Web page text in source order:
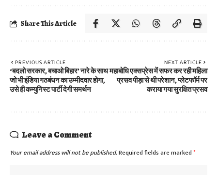
Share This Article
PREVIOUS ARTICLE
‘बदलो सरकार, बचाओ बिहार’ नारे के साथ
जो भी इंडिया गठबंधन का उम्मीदवार होगा,
उसे ही कम्युनिस्ट पार्टी देगी समर्थन
NEXT ARTICLE
महाबोधि एक्सप्रेस में सफर कर रही महिला
प्रसव पीड़ा से थी परेशान, प्लेटफॉर्म पर
कराया गया सुरक्षित प्रसव
Leave a Comment
Your email address will not be published.Required fields are marked*